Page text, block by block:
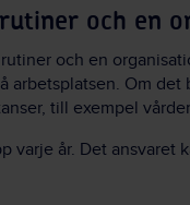
och en
och en
Om det
till exempel
varje år. Det